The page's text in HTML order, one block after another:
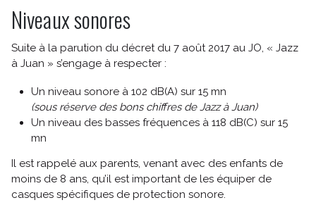
Niveaux sonores
Suite à la parution du décret du 7 août 2017 au JO, « Jazz
à Juan » s’engage à respecter :
Un niveau sonore à 102 dB(A) sur 15 mn
(sous réserve des bons chiffres de Jazz à Juan)
Un niveau des basses fréquences à 118 dB(C) sur 15
mn
Il est rappelé aux parents, venant avec des enfants de
moins de 8 ans, qu’il est important de les équiper de
casques spécifiques de protection sonore.